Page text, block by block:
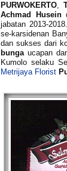
PURWOKERTO,
Achmad Husein
jabatan 2013-
se-karsidenan
dan sukses dari
bungaucapan
Kumolo selaku
Metrijaya Florist